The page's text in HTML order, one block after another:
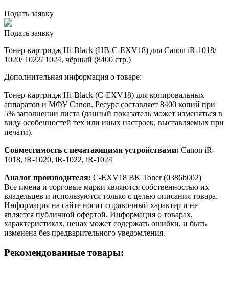
Подать заявку
Подать заявку
Тонер-картридж Hi-Black (HB-C-EXV18) для Canon iR-1018/
1020/ 1022/ 1024, чёрный (8400 стр.)
Дополнительная информация о товаре:
Тонер-картридж Hi-Black (C-EXV18) для копировальных
аппаратов и МФУ Canon. Ресурс составляет 8400 копий при
5% заполнении листа (данный показатель может изменяться в
виду особенностей тех или иных настроек, выставляемых при
печати).
Совместимость с печатающими устройствами: Canon iR-
1018, iR-1020, iR-1022, iR-1024
Аналог производителя: C-EXV18 BK Toner (0386b002)
Все имена и торговые марки являются собственностью их
владельцев и используются только с целью описания товара.
Информация на сайте носит справочный характер и не
является публичной офертой. Информация о товарах,
характеристиках, ценах может содержать ошибки, и быть
изменена без предварительного уведомления.
Рекомендованные товары: